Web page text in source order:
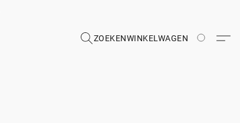
ZOEKENWINKELWAGEN